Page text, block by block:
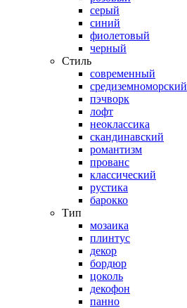
серый
синий
фиолетовый
черный
Стиль
современный
средиземноморский
пэчворк
лофт
неоклассика
скандинавский
романтизм
прованс
классический
рустика
барокко
Тип
мозаика
плинтус
декор
бордюр
цоколь
декофон
панно